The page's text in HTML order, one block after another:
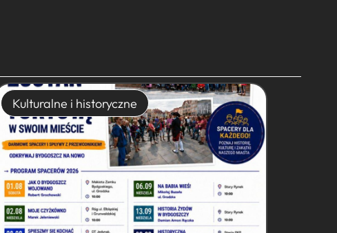
Kulturalne i historyczne